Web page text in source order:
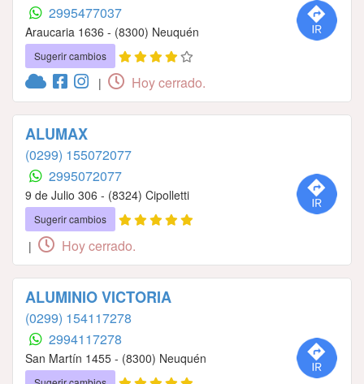
2995477037
Araucaria 1636 - (8300) Neuquén
Sugerir cambios
| Hoy cerrado.
ALUMAX
(0299) 155072077
2995072077
9 de Julio 306 - (8324) Cipolletti
Sugerir cambios
| Hoy cerrado.
ALUMINIO VICTORIA
(0299) 154117278
2994117278
San Martín 1455 - (8300) Neuquén